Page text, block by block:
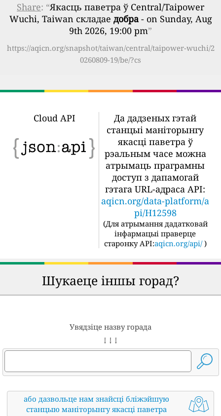
Share: “Якасць паветра ў Central/Taipower
Wuchi, Taiwan складае добра- on Sunday, Aug
9th 2026, 19:00 pm”
https://aqicn.org/snapshot/taiwan/central/taipower-wuchi/2
0260809-19/be/?cs
Cloud API
Да дадзеных гэтай
станцыі маніторынгу
якасці паветра ў
рэальным часе можна
атрымаць праграмны
доступ з дапамогай
гэтага URL-адраса API:
aqicn.org/data-platform/a
pi/H12598
(Для атрымання дадатковай
інфармацыі праверце
старонку API:aqicn.org/api/ )
Шукаеце іншы горад?
Увядзіце назву горада
↓ ↓ ↓
або дазвольце нам знайсці бліжэйшую
станцыю маніторынгу якасці паветра